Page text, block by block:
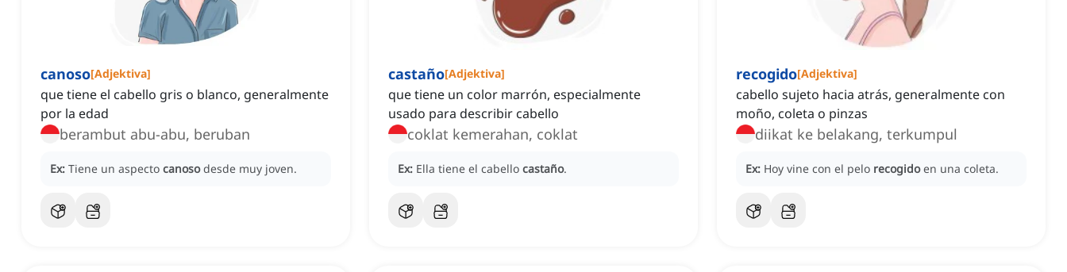
canoso[Adjektiva]
que tiene el cabello gris o blanco, generalmente
por la edad
berambut abu-abu, beruban
Ex: Tiene un aspecto canoso desde muy joven.
castaño[Adjektiva]
que tiene un color marrón, especialmente
usado para describir cabello
coklat kemerahan, coklat
Ex: Ella tiene el cabello castaño.
recogido[Adjektiva]
cabello sujeto hacia atrás, generalmente con
moño, coleta o pinzas
diikat ke belakang, terkumpul
Ex: Hoy vine con el pelo recogido en una coleta.